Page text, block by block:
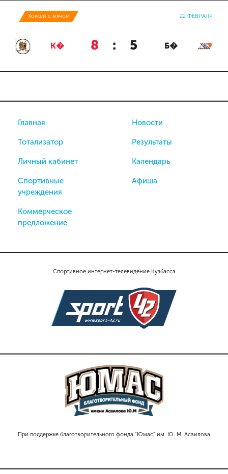
Хоккей с мячом 22 ФЕВРАЛЯ
К� 8 : 5 Б�
Спортивное интернет-телевидение Кузбасса
При поддержке благотворительного фонда "Юмас" им. Ю. М. Асаилова
Главная
Тотализатор
Личный кабинет
Спортивные
учреждения
Коммерческое
предложение
Новости
Результаты
Календарь
Афиша